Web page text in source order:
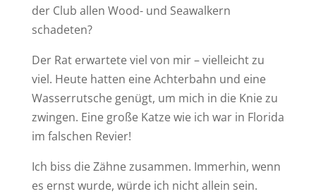
der Club allen Wood- und Seawalkern
schadeten?
Der Rat erwartete viel von mir – vielleicht zu
viel. Heute hatten eine Achterbahn und eine
Wasserrutsche genügt, um mich in die Knie zu
zwingen. Eine große Katze wie ich war in Florida
im falschen Revier!
Ich biss die Zähne zusammen. Immerhin, wenn
es ernst wurde, würde ich nicht allein sein.